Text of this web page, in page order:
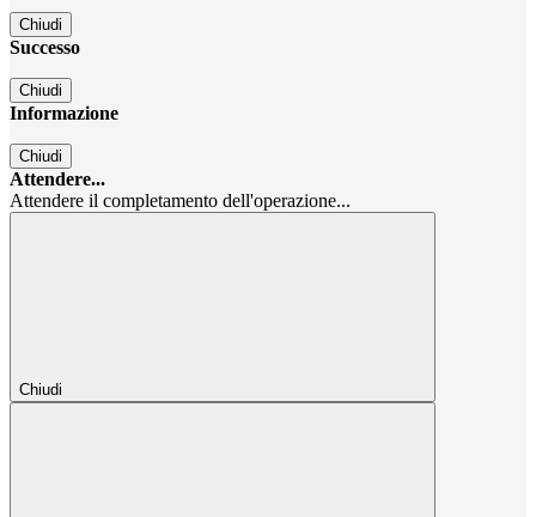
Chiudi
Successo
Chiudi
Informazione
Chiudi
Attendere...
Attendere il completamento dell'operazione...
Chiudi